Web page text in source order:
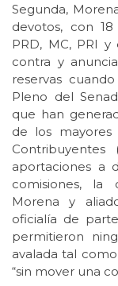
Segunda,
devotos, con
PRD, MC, PRI
contra y
reservas
Pleno del
que han
de los mayores
aportaciones a
comisiones, la
Morena y
oficialía de
permitieron
avalada tal
“sin mover una